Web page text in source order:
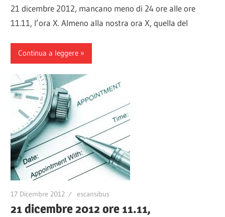
21 dicembre 2012, mancano meno di 24 ore alle ore
11.11, l’ora X. Almeno alla nostra ora X, quella del
Continua a leggere
17 Dicembre 2012 escansibus
21 dicembre 2012 ore 11.11,